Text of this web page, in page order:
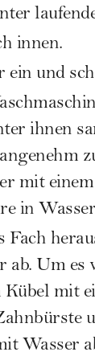
innen.
ein und
ihnen
mit
in
Fach
ab. Um
mit
Wasser